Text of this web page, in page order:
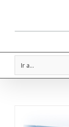
Ir a...